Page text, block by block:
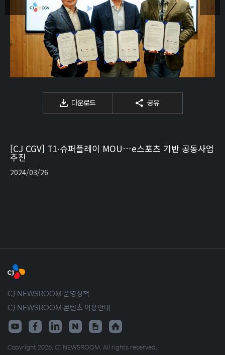
다운로드 공유
[CJ CGV] T1‧슈퍼플레이 MOU…e스포츠 기반 공동사업
추진
2024/03/26
CJ NEWSROOM 운영정책
CJ NEWSROOM 콘텐츠 이용안내
Copyright 2026. CJ NEWSROOM. All rights reserved.